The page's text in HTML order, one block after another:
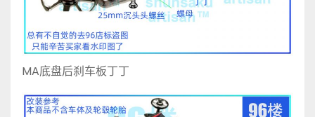
MA底盘后刹车板丁丁